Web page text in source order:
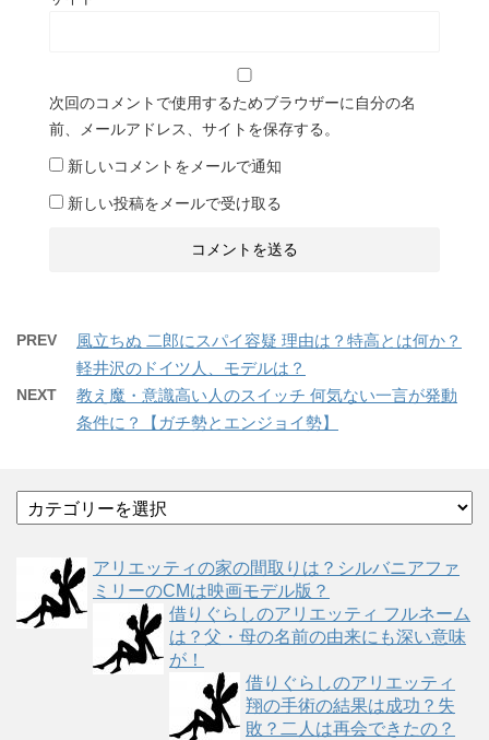
次回のコメントで使用するためブラウザーに自分の名
前、メールアドレス、サイトを保存する。
新しいコメントをメールで通知
新しい投稿をメールで受け取る
PREV
風立ちぬ 二郎にスパイ容疑 理由は？特高とは何か？
軽井沢のドイツ人、モデルは？
NEXT
教え魔・意識高い人のスイッチ 何気ない一言が発動
条件に？【ガチ勢とエンジョイ勢】
テ
アリエッティの家の間取りは？シルバニアファ
ミリーのCMは映画モデル版？
借りぐらしのアリエッティ フルネーム
は？父・母の名前の由来にも深い意味
が！
借りぐらしのアリエッティ
翔の手術の結果は成功？失
敗？二人は再会できたの？